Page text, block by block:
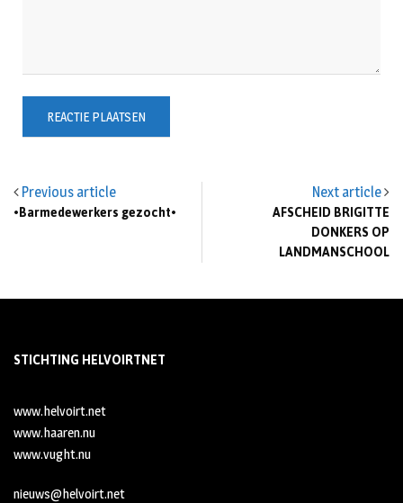
Previous article
•Barmedewerkers gezocht•
Next article
AFSCHEID BRIGITTE
DONKERS OP
LANDMANSCHOOL
STICHTING HELVOIRTNET
www.helvoirt.net
www.haaren.nu
www.vught.nu
nieuws@helvoirt.net